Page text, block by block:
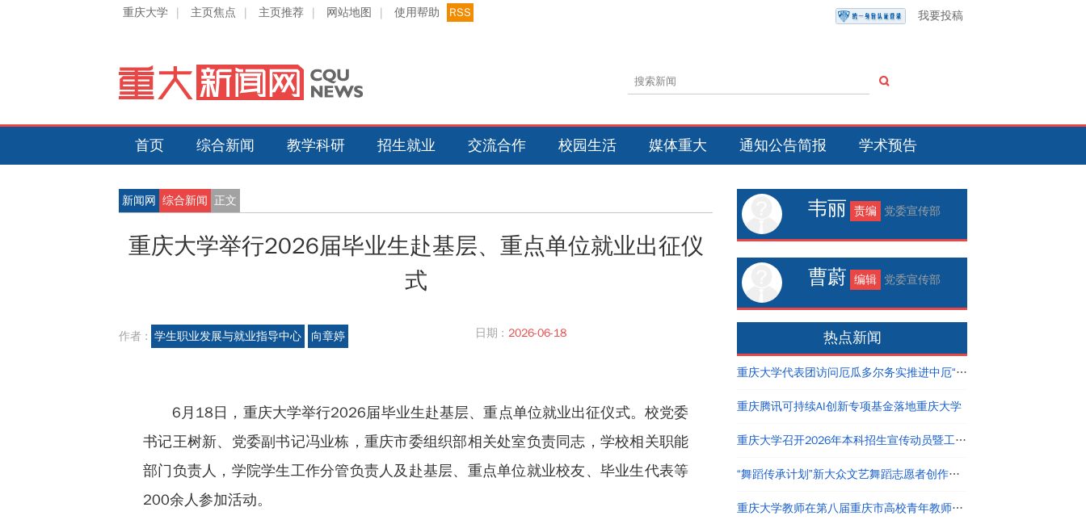
重庆大学 | 主页焦点 | 主页推荐 | 网站地图 | 使用帮助 RSS 我要投稿
首页 综合新闻 教学科研 招生就业 交流合作 校园生活 媒体重大 通知公告简报 学术预告
新闻网 综合新闻 正文
重庆大学举行2026届毕业生赴基层、重点单位就业出征仪
式
作者 : 学生职业发展与就业指导中心 向章婷 日期 : 2026-06-18
6月18日，重庆大学举行2026届毕业生赴基层、重点单位就业出征仪式。校党委
书记王树新、党委副书记冯业栋，重庆市委组织部相关处室负责同志，学校相关职能
部门负责人，学院学生工作分管负责人及赴基层、重点单位就业校友、毕业生代表等
200余人参加活动。
韦丽 责编 党委宣传部
曹蔚 编辑 党委宣传部
热点新闻
重庆大学代表团访问厄瓜多尔务实推进中厄“一带一路”联合实验室建设
重庆腾讯可持续AI创新专项基金落地重庆大学
重庆大学召开2026年本科招生宣传动员暨工作培训会
“舞蹈传承计划”新大众文艺舞蹈志愿者创作表演训练营在重庆大学开启全国首场招募活动
重庆大学教师在第八届重庆市高校青年教师教学竞赛决赛中斩获佳绩